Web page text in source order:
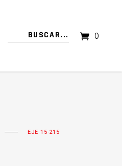
0
EJE 15-215